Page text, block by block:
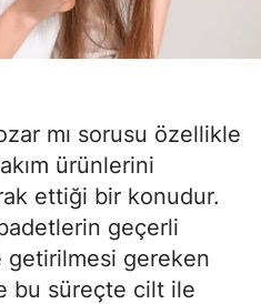
mı sorusu özellikle
ürünlerini
ettiği bir konudur.
geçerli
getirilmesi gereken
bu süreçte cilt ile